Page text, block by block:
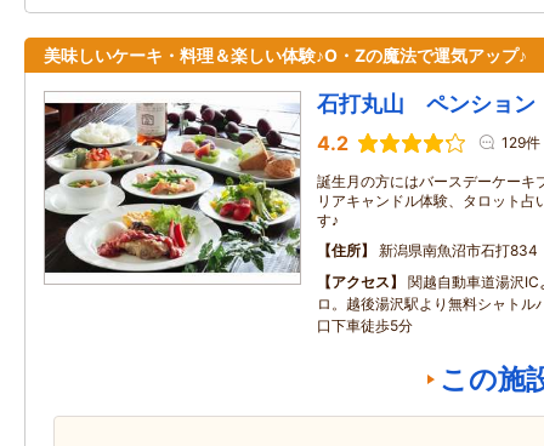
美味しいケーキ・料理＆楽しい体験♪O・Zの魔法で運気アップ♪
石打丸山 ペンショ
4.2 129件
誕生月の方にはバースデーケーキ
リアキャンドル体験、タロット占
す♪
住所
新潟県南魚沼市石打834
アクセス
関越自動車道湯沢
ロ。越後湯沢駅より無料シャトル
口下車徒歩5分
この施